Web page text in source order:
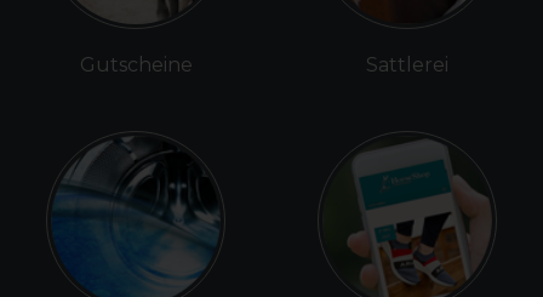
Gutscheine Sattlerei